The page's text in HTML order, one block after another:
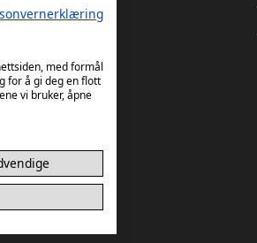
Finn vårt kontor
med formål
for å gi deg en flott
vi bruker, åpne